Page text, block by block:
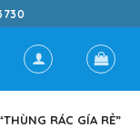
RÁC GÍA RẺ”